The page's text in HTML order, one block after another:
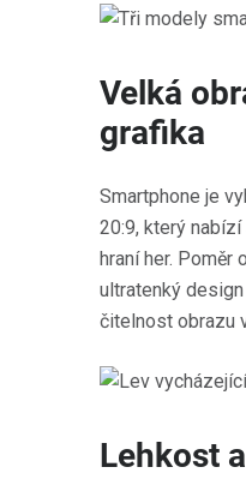
Velká
grafika
Smartphone je
20:9, který
hraní her. Poměr
ultratenký
čitelnost obrazu
Lehkost